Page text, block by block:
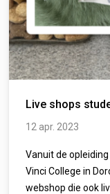
Live shops
12 apr. 2023
Vanuit de
Vinci College in
webshop die ook